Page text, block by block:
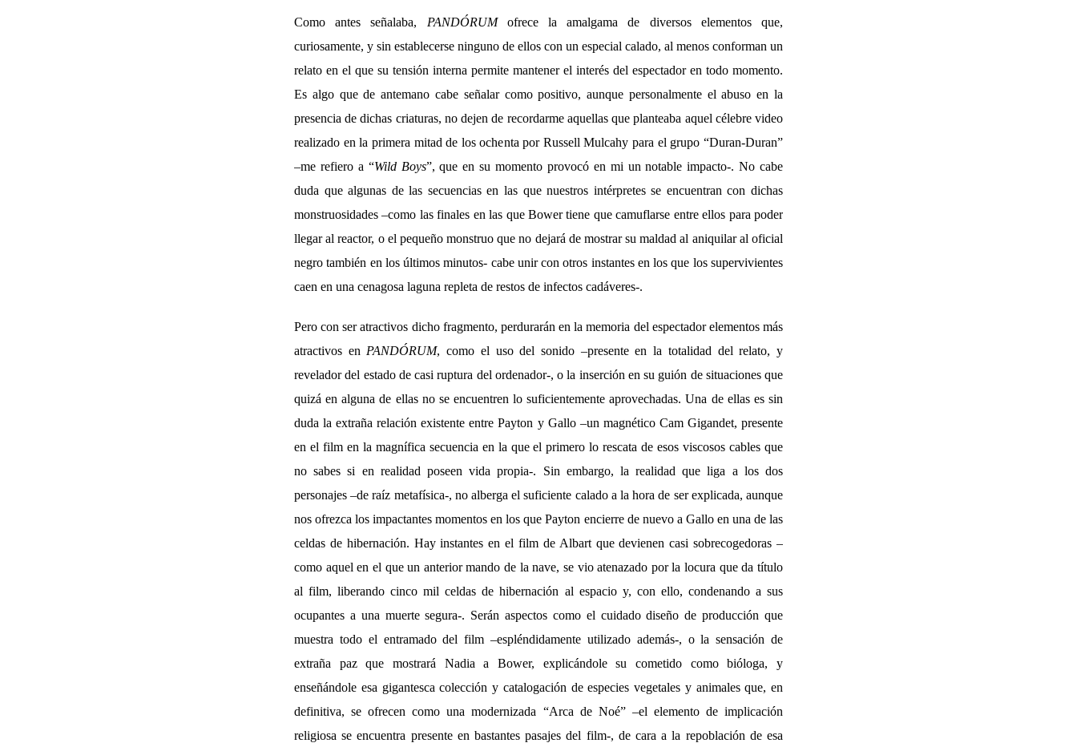
Como antes señalaba, PANDÓRUMofrece la amalgama de diversos elementos que,
curiosamente, y sin establecerse ninguno de ellos con un especial calado, al menos conforman un
relato en el que su tensión interna permite mantener el interés del espectador en todo momento.
Es algo que de antemano cabe señalar como positivo, aunque personalmente el abuso en la
presencia de dichas criaturas, no dejen de recordarme aquellas que planteaba aquel célebre video
realizado en la primera mitad de los ochenta por Russell Mulcahy para el grupo “Duran-Duran”
–me refiero a “Wild Boys”, que en su momento provocó en mi un notable impacto-. No cabe
duda que algunas de las secuencias en las que nuestros intérpretes se encuentran con dichas
monstruosidades –como las finales en las que Bower tiene que camuflarse entre ellos para poder
llegar al reactor, o el pequeño monstruo que no dejará de mostrar su maldad al aniquilar al oficial
negro también en los últimos minutos- cabe unir con otros instantes en los que los supervivientes
caen en una cenagosa laguna repleta de restos de infectos cadáveres-.
Pero con ser atractivos dicho fragmento, perdurarán en la memoria del espectador elementos más
atractivos en PANDÓRUM, como el uso del sonido –presente en la totalidad del relato, y
revelador del estado de casi ruptura del ordenador-, o la inserción en su guión de situaciones que
quizá en alguna de ellas no se encuentren lo suficientemente aprovechadas. Una de ellas es sin
duda la extraña relación existente entre Payton y Gallo –un magnético Cam Gigandet, presente
en el film en la magnífica secuencia en la que el primero lo rescata de esos viscosos cables que
no sabes si en realidad poseen vida propia-. Sin embargo, la realidad que liga a los dos
personajes –de raíz metafísica-, no alberga el suficiente calado a la hora de ser explicada, aunque
nos ofrezca los impactantes momentos en los que Payton encierre de nuevo a Gallo en una de las
celdas de hibernación. Hay instantes en el film de Albart que devienen casi sobrecogedoras –
como aquel en el que un anterior mando de la nave, se vio atenazado por la locura que da título
al film, liberando cinco mil celdas de hibernación al espacio y, con ello, condenando a sus
ocupantes a una muerte segura-. Serán aspectos como el cuidado diseño de producción que
muestra todo el entramado del film –espléndidamente utilizado además-, o la sensación de
extraña paz que mostrará Nadia a Bower, explicándole su cometido como bióloga, y
enseñándole esa gigantesca colección y catalogación de especies vegetales y animales que, en
definitiva, se ofrecen como una modernizada “Arca de Noé” –el elemento de implicación
religiosa se encuentra presente en bastantes pasajes del film-, de cara a la repoblación de esa